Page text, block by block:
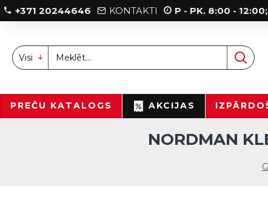
+371 20244646 KONTAKTI P - PK. 8:00 -
Visi
PREČU KATALOGS AKCIJAS
NORDMAN